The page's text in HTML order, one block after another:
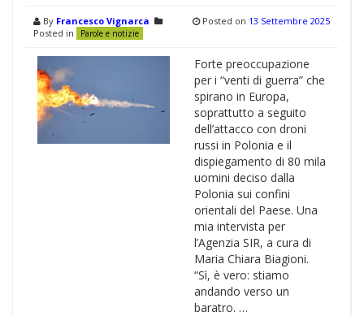
By Francesco Vignarca
Posted in
Parole e notizie
Posted on 13 Settembre 2025
Forte preoccupazione
per i “venti di guerra” che
spirano in Europa,
soprattutto a seguito
dell’attacco con droni
russi in Polonia e il
dispiegamento di 80 mila
uomini deciso dalla
Polonia sui confini
orientali del Paese. Una
mia intervista per
l’Agenzia SIR, a cura di
Maria Chiara Biagioni.
“Sì, è vero: stiamo
andando verso un
baratro. …